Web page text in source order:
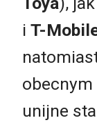
i T-
obecnym
unijne